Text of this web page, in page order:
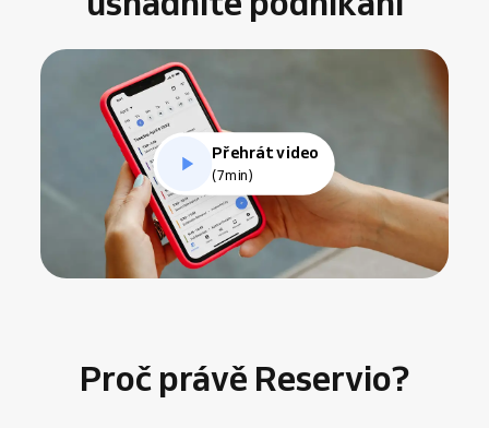
Přehrát video
(7min)
Proč právě Reservio?